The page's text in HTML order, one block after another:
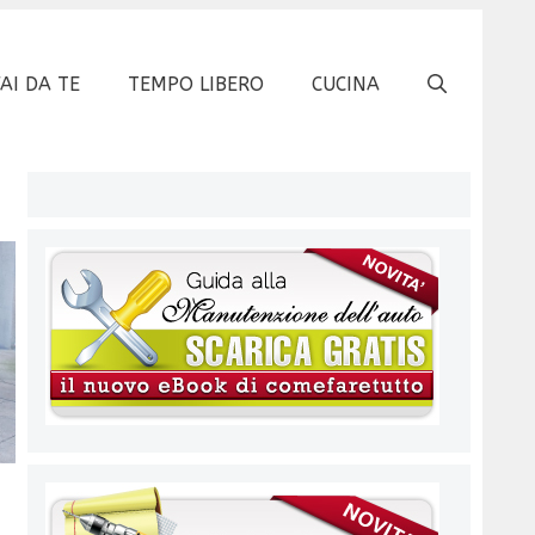
DA TE TEMPO LIBERO CUCINA